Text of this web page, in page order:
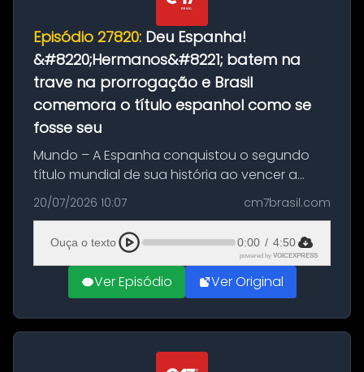
Episódio 27820: Deu Espanha!
&#8220;Hermanos&#8221; batem na
trave na prorrogação e Brasil
comemora o título espanhol como se
fosse seu
Mundo – A Espanha conquistou o segundo
título mundial de sua história ao vencer a
Argentina por 1 a 0, neste domingo (19), na
decisão da Copa do Mundo de 2026. Depois
de um duelo sem gols durante o te...
20/07/2026 10:07 cm7brasil.com
Ouça o texto 0:00 / 4:50
powered by VOICEXPRESS
Ver Episódio Ver Original